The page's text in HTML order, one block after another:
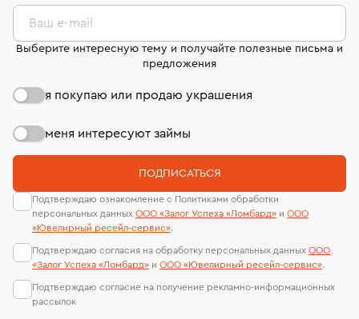
странице«Возврат украшений»
лабораторий
Ваш e-mail
Выберите интересную тему и получайте полезные письма и
предложения
я покупаю или продаю украшения
меня интересуют займы
ПОДПИСАТЬСЯ
Подтверждаю ознакомление с Политиками обработки
персональных данных ООО «Залог Успеха «Ломбард» и ООО
«Ювелирный ресейл-сервиc».
Подтверждаю согласия на обработку персональных данных ООО
«Залог Успеха «Ломбард» и ООО «Ювелирный ресейл-сервиc».
Подтверждаю согласие на получение рекламно-информационных
рассылок